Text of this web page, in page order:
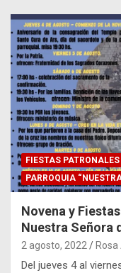
FIESTAS PATRONALES
PARROQUIA
Novena y
Nuestra Señora
2 agosto, 2022
Del jueves 4 al